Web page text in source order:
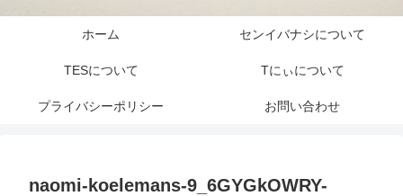
ホーム センイバナシについて
TESについて Tにぃについて
プライバシーポリシー お問い合わせ
naomi-koelemans-9_6GYGkOWRY-